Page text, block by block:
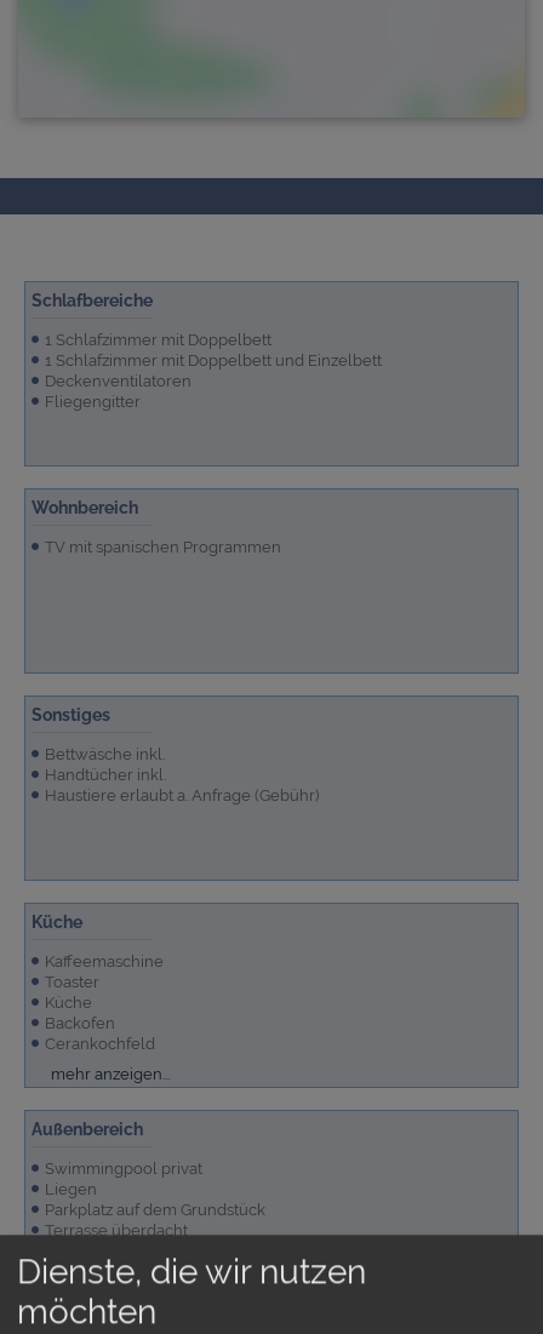
Schlafbereiche
1 Schlafzimmer mit Doppelbett
1 Schlafzimmer mit Doppelbett und Einzelbett
Deckenventilatoren
Fliegengitter
Wohnbereich
TV mit spanischen Programmen
Sonstiges
Bettwäsche inkl.
Handtücher inkl.
Haustiere erlaubt a. Anfrage (Gebühr)
Küche
Kaffeemaschine
Toaster
Küche
Backofen
Cerankochfeld
Mikrowelle
Waschmaschine
Kühlschrank
Spülmaschine
mehr anzeigen...
Außenbereich
Swimmingpool privat
Liegen
Parkplatz auf dem Grundstück
Terrasse überdacht
Grundstück sichtgeschützt umfriedet
Grill
Terrassenmöbel
mehr anzeigen...
Dienste, die wir nutzen
möchten